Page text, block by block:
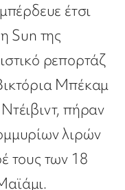
έτσι
Sun της
ρεπορτάζ
Μπέκαμ
πήραν
λιρών
τους των 18